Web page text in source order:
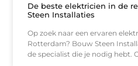
De beste elektricien in de
Steen Installaties
Op zoek naar een ervaren
Rotterdam? Bouw Steen
de specialist die je nodig hebt.